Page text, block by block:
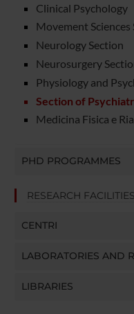
Clinical Psychology
Movement Sciences
Neurology Section
Neurosurgery
Physiology and
Section of
Medicina Fisica e
PHD PROGRAMMES
RESEARCH FACILITIES
CENTRI
LABORATORIES AND
LIBRARIES